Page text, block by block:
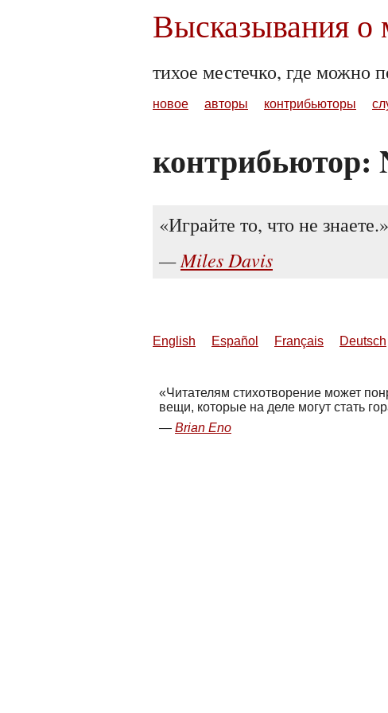
Высказывания о
тихое местечко, где можно
новое авторы контрибьюторы
контрибьютор:
Играйте то, что не знаете.
Miles Davis
English Español Français Deutsch
Читателям стихотворение может
вещи, которые на деле могут стать
Brian Eno